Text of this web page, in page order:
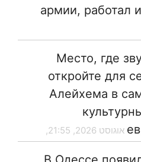
армии, работал
Место, где
откройте для
Алейхема в